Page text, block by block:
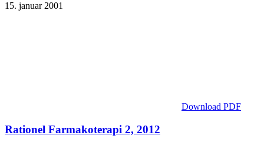
15. januar 2001
Download PDF
Rationel Farmakoterapi 2, 2012